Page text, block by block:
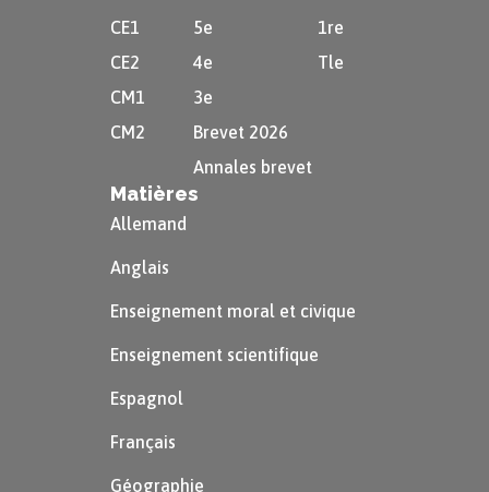
CE1
CE2
CM1
CM2
5e
4e
3e
Brevet 2026
Annales brevet
1re
Tle
Matières
Allemand
Anglais
Enseignement moral et civique
Enseignement scientifique
Espagnol
Français
Géographie